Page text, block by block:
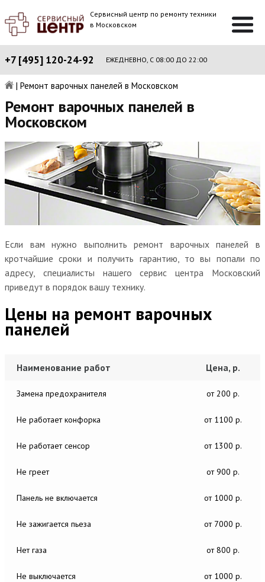
Сервисный центр по ремонту техники
в Московском
+7 [495] 120-24-92 ЕЖЕДНЕВНО, С 08:00 ДО 22:00
| Ремонт варочных панелей в Московском
Ремонт варочных панелей в
Московском
Если вам нужно выполнить ремонт варочных панелей в
кротчайшие сроки и получить гарантию, то вы попали по
адресу, специалисты нашего сервис центра Московский
приведут в порядок вашу технику.
Цены на ремонт варочных
панелей
Наименование работ Цена, р.
Замена предохранителя от 200 р.
Не работает конфорка от 1100 р.
Не работает сенсор от 1300 р.
Не греет от 900 р.
Панель не включается от 1000 р.
Не зажигается пьеза от 7000 р.
Нет газа от 800 р.
Не выключается от 1000 р.